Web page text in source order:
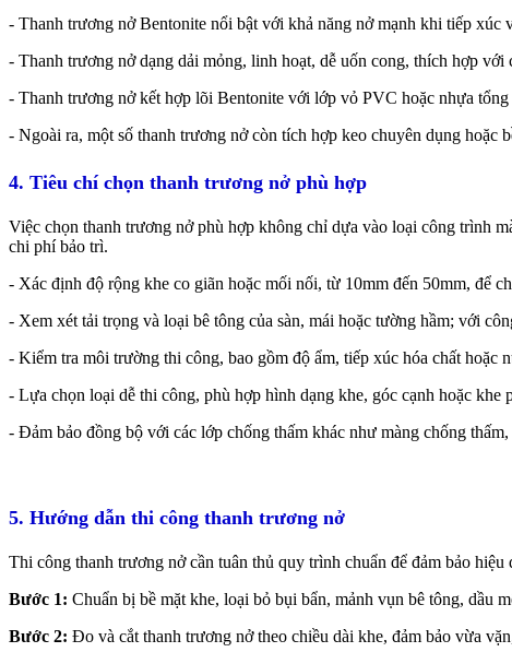
- Thanh trương nở Bentonite nổi bật với khả năng nở mạnh khi tiếp
- Thanh trương nở dạng dải mỏng, linh hoạt, dễ uốn cong, thích hợp
- Thanh trương nở kết hợp lõi Bentonite với lớp vỏ PVC hoặc nhựa
- Ngoài ra, một số thanh trương nở còn tích hợp keo chuyên dụng
4. Tiêu chí chọn thanh trương nở phù hợp
Việc chọn thanh trương nở phù hợp không chỉ dựa vào loại công trình
chi phí bảo trì.
- Xác định độ rộng khe co giãn hoặc mối nối, từ 10mm đến 50mm, để
- Xem xét tải trọng và loại bê tông của sàn, mái hoặc tường hầm; với
- Kiểm tra môi trường thi công, bao gồm độ ẩm, tiếp xúc hóa chất
- Lựa chọn loại dễ thi công, phù hợp hình dạng khe, góc cạnh hoặc
- Đảm bảo đồng bộ với các lớp chống thấm khác như màng chống
5. Hướng dẫn thi công thanh trương nở
Thi công thanh trương nở cần tuân thủ quy trình chuẩn để đảm bảo
Bước 1: Chuẩn bị bề mặt khe, loại bỏ bụi bẩn, mảnh vụn bê tông, dầu
Bước 2: Đo và cắt thanh trương nở theo chiều dài khe, đảm bảo vừa